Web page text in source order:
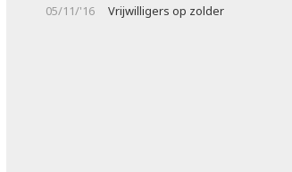
05/11/'16
Vrijwilligers op zolder